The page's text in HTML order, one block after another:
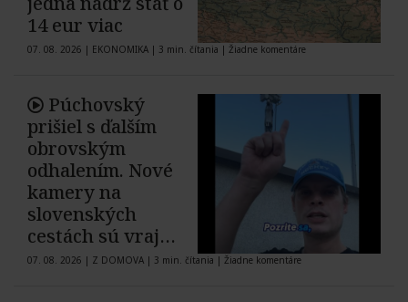
14 eur viac
07. 08. 2026 | EKONOMIKA | 3 min. čítania | Žiadne komentáre
Púchovský
prišiel s ďalším
obrovským
odhalením. Nové
kamery na
slovenských
cestách sú vraj
ruské
07. 08. 2026 | Z DOMOVA | 3 min. čítania | Žiadne komentáre